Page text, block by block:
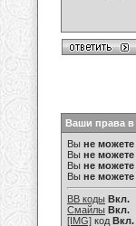
Ваши права в
Вы не можете
Вы не можете
Вы не можете
Вы не можете
BB коды Вкл.
Смайлы Вкл.
[IMG] код Вкл.